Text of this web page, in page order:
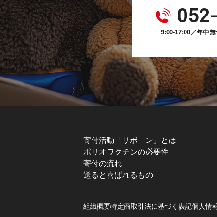
9:00-17:00／年中
寄付活動「リボーン」とは
ポリオワクチンの必要性
寄付の流れ
送ると喜ばれるもの
組織概要特定商取引法に基づく表記個人情